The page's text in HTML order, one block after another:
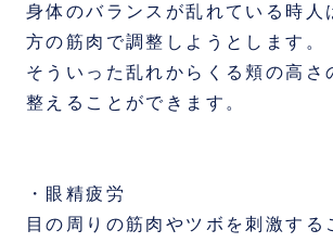
身体のバランスが乱れている時人
方の筋肉で調整しようとします。
そういった乱れからくる頬の高さ
整えることができます。
・眼精疲労
目の周りの筋肉やツボを刺激する